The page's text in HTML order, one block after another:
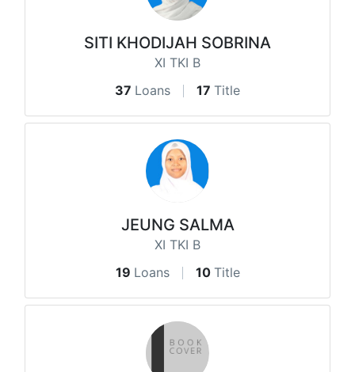
SITI KHODIJAH SOBRINA
XI TKI B
37 Loans 17 Title
JEUNG SALMA
XI TKI B
19 Loans 10 Title